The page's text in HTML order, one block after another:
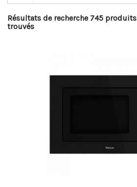
Résultats de recherche 745 produits
trouvés